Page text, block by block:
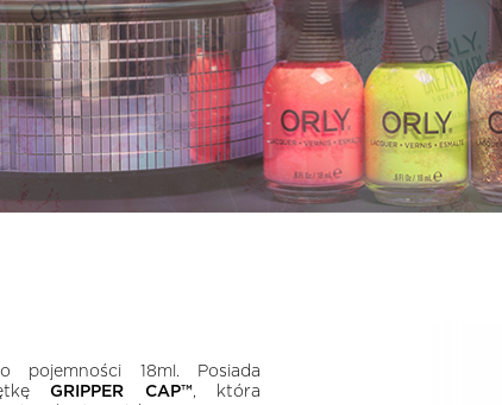
pojemności 18ml. Posiada
GRIPPER CAP™, która